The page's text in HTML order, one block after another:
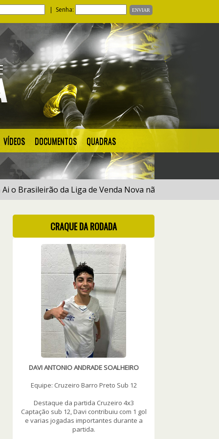
| Senha:
VÍDEOS DOCUMENTOS QUADRAS
da Liga de Venda Nova não fique de Fora e
CRAQUE DA RODADA
DAVI ANTONIO ANDRADE SOALHEIRO
Equipe: Cruzeiro Barro Preto Sub 12
Destaque da partida Cruzeiro 4x3
Captação sub 12, Davi contribuiu com 1 gol
e varias jogadas importantes durante a
partida.